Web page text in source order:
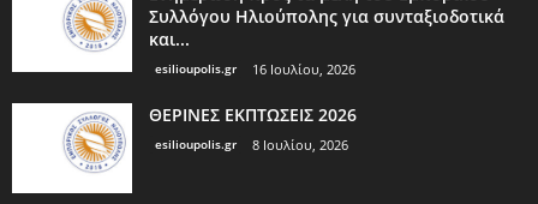
Συλλόγου Ηλιούπολης για συνταξιοδοτικά
και...
esilioupolis.gr 16 Ιουλίου, 2026
ΘΕΡΙΝΕΣ ΕΚΠΤΩΣΕΙΣ 2026
esilioupolis.gr 8 Ιουλίου, 2026